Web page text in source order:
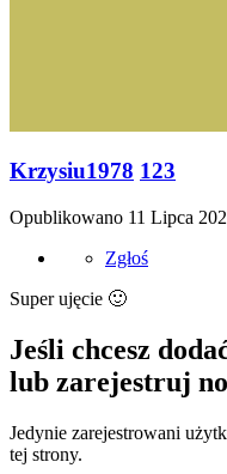
Krzysiu1978 123
Opublikowano 11 Lipca
Zgłoś
Super ujęcie 🙂
Jeśli chcesz
lub zarejestruj
Jedynie zarejestrowani
tej strony.